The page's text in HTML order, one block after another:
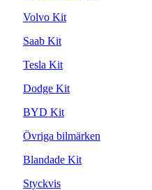
Volvo Kit
Saab Kit
Tesla Kit
Dodge Kit
BYD Kit
Övriga bilmärken
Blandade Kit
Styckvis